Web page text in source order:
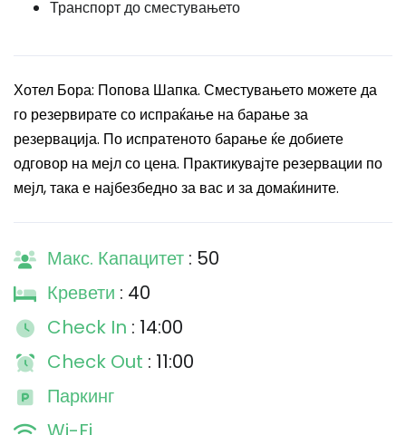
Транспорт до сместувањето
Хотел Бора: Попова Шапка. Сместувањето можете да
го резервирате со испраќање на барање за
резервација. По испратеното барање ќе добиете
одговор на мејл со цена. Практикувајте резервации по
мејл, така е најбезбедно за вас и за домаќините.
Макс. Капацитет : 50
Кревети : 40
Check In : 14:00
Check Out : 11:00
Паркинг